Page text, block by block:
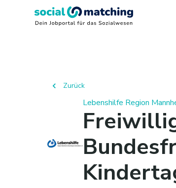
Zurück
Lebenshilfe Region